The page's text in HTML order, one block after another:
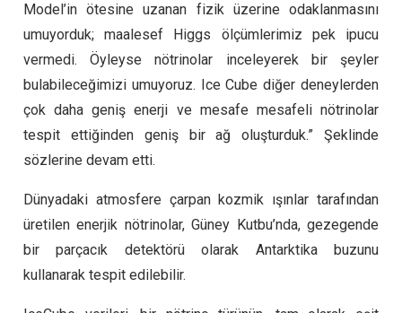
Model’in ötesine uzanan fizik üzerine odaklanmasını
umuyorduk; maalesef Higgs ölçümlerimiz pek ipucu
vermedi. Öyleyse nötrinolar inceleyerek bir şeyler
bulabileceğimizi umuyoruz. Ice Cube diğer deneylerden
çok daha geniş enerji ve mesafe mesafeli nötrinolar
tespit ettiğinden geniş bir ağ oluşturduk.” Şeklinde
sözlerine devam etti.
Dünyadaki atmosfere çarpan kozmik ışınlar tarafından
üretilen enerjik nötrinolar, Güney Kutbu’nda, gezegende
bir parçacık detektörü olarak Antarktika buzunu
kullanarak tespit edilebilir.